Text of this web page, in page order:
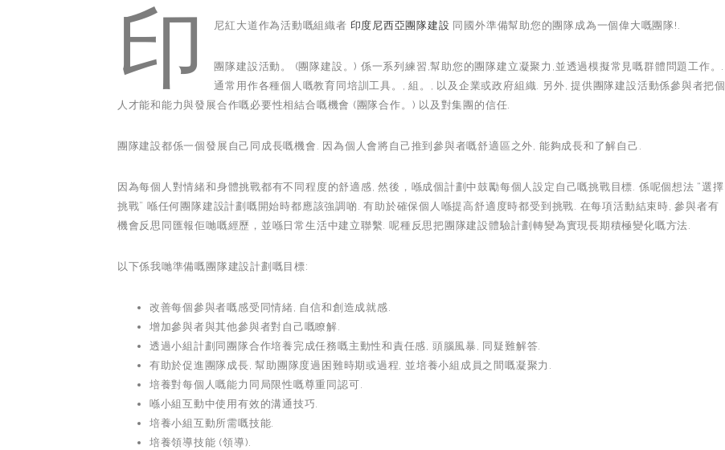
印 尼紅大道作為活動嘅組織者 印度尼西亞團隊建設 同國外準備幫助您的團隊成為一個偉大嘅團隊!.
團隊建設活動。 (團隊建設。) 係一系列練習,幫助您的團隊建立凝聚力,並透過模擬常見嘅群體問題工作。.
通常用作各種個人嘅教育同培訓工具。, 組。, 以及企業或政府組織. 另外, 提供團隊建設活動係參與者把個
人才能和能力與發展合作嘅必要性相結合嘅機會 (團隊合作。) 以及對集團的信任.
團隊建設都係一個發展自己同成長嘅機會. 因為個人會將自己推到參與者嘅舒適區之外, 能夠成長和了解自己.
因為每個人對情緒和身體挑戰都有不同程度的舒適感, 然後，喺成個計劃中鼓勵每個人設定自己嘅挑戰目標. 係呢個想法 “選擇
挑戰” 喺任何團隊建設計劃嘅開始時都應該強調啲. 有助於確保個人喺提高舒適度時都受到挑戰. 在每項活動結束時, 參與者有
機會反思同匯報佢哋嘅經歷，並喺日常生活中建立聯繫. 呢種反思把團隊建設體驗計劃轉變為實現長期積極變化嘅方法.
以下係我哋準備嘅團隊建設計劃嘅目標:
改善每個參與者嘅感受同情緒, 自信和創造成就感.
增加參與者與其他參與者對自己嘅瞭解.
透過小組計劃同團隊合作培養完成任務嘅主動性和責任感, 頭腦風暴, 同疑難解答.
有助於促進團隊成長, 幫助團隊度過困難時期或過程, 並培養小組成員之間嘅凝聚力.
培養對每個人嘅能力同局限性嘅尊重同認可.
喺小組互動中使用有效的溝通技巧.
培養小組互動所需嘅技能.
培養領導技能 (領導).